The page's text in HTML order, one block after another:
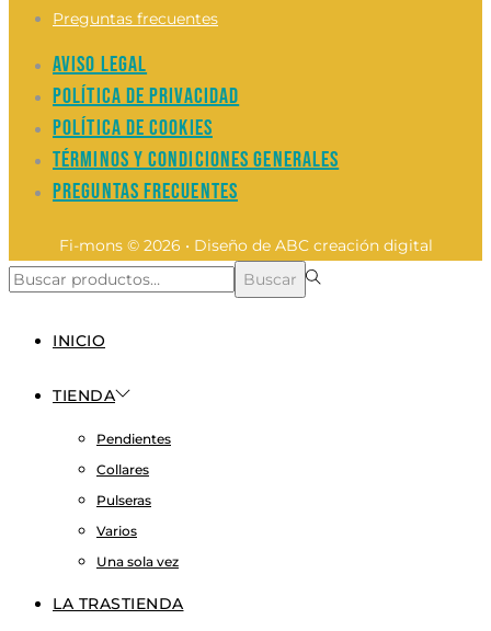
Preguntas frecuentes
Aviso legal
Política de privacidad
Política de cookies
Términos y condiciones generales
Preguntas frecuentes
Fi-mons © 2026 • Diseño de ABC creación digital
Búsqueda
Buscar
INICIO
TIENDA
Pendientes
Collares
Pulseras
Varios
Una sola vez
LA TRASTIENDA